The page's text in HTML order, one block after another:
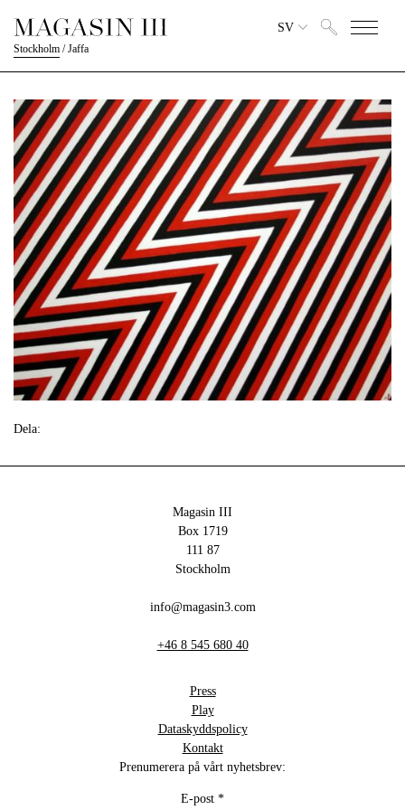
Stockholm /Jaffa
SV
Dela:
Magasin III
Box 1719
111 87
Stockholm
info@magasin3.com
+46 8 545 680 40
Press
Play
Dataskyddspolicy
Kontakt
Prenumerera på vårt nyhetsbrev:
E-post *